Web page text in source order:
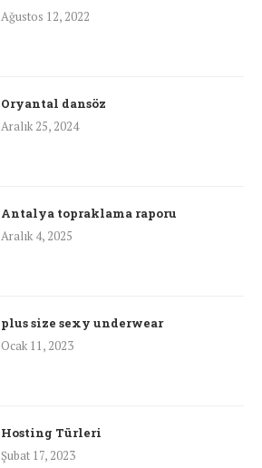
Ağustos 12, 2022
Oryantal dansöz
Aralık 25, 2024
Antalya topraklama raporu
Aralık 4, 2025
plus size sexy underwear
Ocak 11, 2023
Hosting Türleri
Şubat 17, 2023